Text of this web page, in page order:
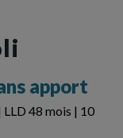
apport
48 mois | 10